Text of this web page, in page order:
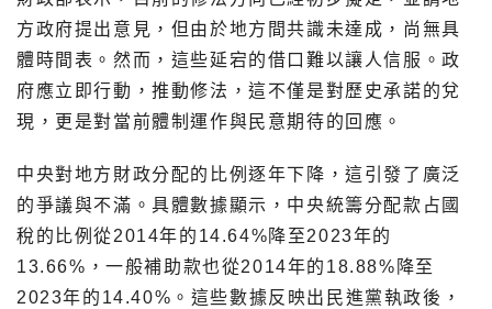
方政府提出意見，但由於地方間共識未達成，尚無具
體時間表。然而，這些延宕的借口難以讓人信服。政
府應立即行動，推動修法，這不僅是對歷史承諾的兌
現，更是對當前體制運作與民意期待的回應。
中央對地方財政分配的比例逐年下降，這引發了廣泛
的爭議與不滿。具體數據顯示，中央統籌分配款占國
稅的比例從2014年的14.64%降至2023年的
13.66%，一般補助款也從2014年的18.88%降至
2023年的14.40%。這些數據反映出民進黨執政後，